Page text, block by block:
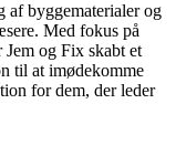
af byggematerialer og
Med fokus på
og Fix skabt et
til at imødekomme
for dem, der leder